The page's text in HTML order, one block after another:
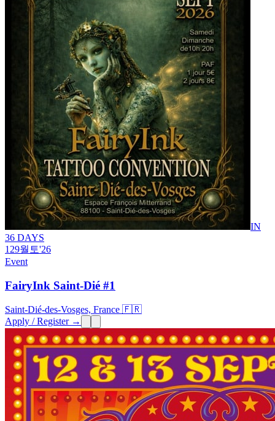
IN
36 DAYS
129월 토'26
Event
FairyInk Saint-Dié #1
Saint-Dié-des-Vosges, France 🇫🇷
Apply / Register →